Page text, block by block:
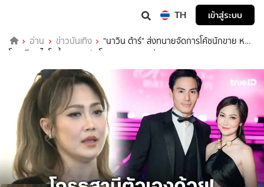
TH เข้าสู่ระบบ
อ่าน ข่าวบันเทิง
"นาวิน ต้าร์" ส่งทนายจัดการโค้ชนักขาย หลัง
โดนเต๊าะ "ไฮโซน้ำหวาน" รับโกรธจนอยากหย่า!